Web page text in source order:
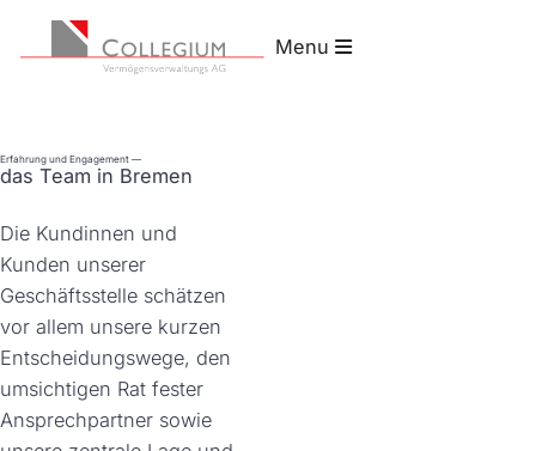
Menu
Unternehmen COLLEGIUM Bremen
Erfahrung und Engagement —
das Team in Bremen
Die Kundinnen und
Kunden unserer
Geschäftsstelle schätzen
vor allem unsere kurzen
Entscheidungswege, den
umsichtigen Rat fester
Ansprechpartner sowie
Unternehmen
Events
Kontakt
Postbox
COLLEGIUM Bremen